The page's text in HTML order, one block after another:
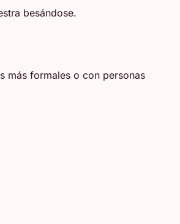
besándose.
más formales o con personas